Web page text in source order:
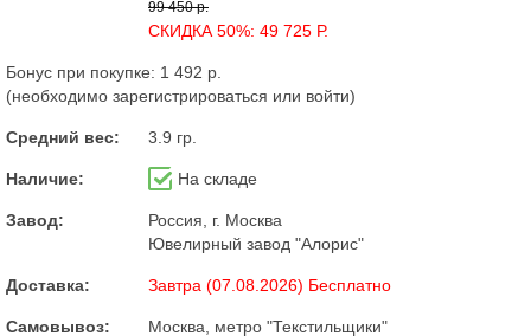
99 450 р.
СКИДКА 50%: 49 725 Р.
Бонус при покупке: 1 492 р.
(необходимо зарегистрироваться или войти)
Средний вес: 3.9 гр.
Наличие: На складе
Завод:
Россия, г. Москва
Ювелирный завод "Алорис"
Доставка: Завтра (07.08.2026) Бесплатно
Самовывоз: Москва, метро "Текстильщики"